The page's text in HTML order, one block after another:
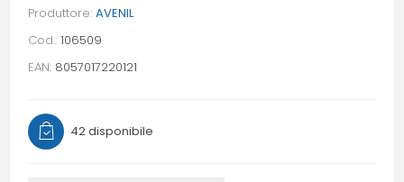
Produttore: AVENIL
Cod.: 106509
EAN: 8057017220121
42 disponibile